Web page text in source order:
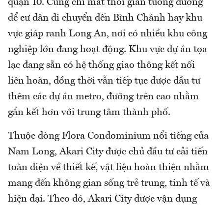
quận 10. Cũng chỉ mất thời gian tương đương
để cư dân di chuyển đến Bình Chánh hay khu
vực giáp ranh Long An, nơi có nhiều khu công
nghiệp lớn đang hoạt động. Khu vực dự án tọa
lạc đang sẵn có hệ thống giao thông kết nối
liên hoàn, đồng thời vẫn tiếp tục được đầu tư
thêm các dự án metro, đường trên cao nhằm
gắn kết hơn với trung tâm thành phố.
Thuộc dòng Flora Condominium nổi tiếng của
Nam Long, Akari City được chủ đầu tư cải tiến
toàn diện về thiết kế, vật liệu hoàn thiện nhằm
mang đến không gian sống trẻ trung, tinh tế và
hiện đại. Theo đó, Akari City được vận dụng